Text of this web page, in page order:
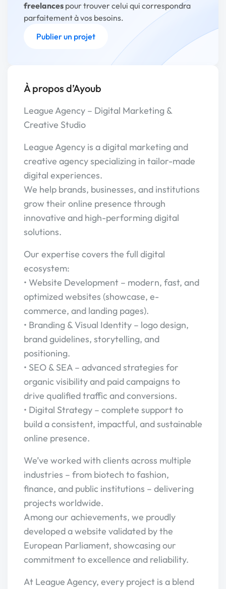
freelances pour trouver celui qui correspondra
parfaitement à vos besoins.
Publier un projet
À propos d’Ayoub
League Agency – Digital Marketing &
Creative Studio
League Agency is a digital marketing and
creative agency specializing in tailor-made
digital experiences.
We help brands, businesses, and institutions
grow their online presence through
innovative and high-performing digital
solutions.
Our expertise covers the full digital
ecosystem:
• Website Development – modern, fast, and
optimized websites (showcase, e-
commerce, and landing pages).
• Branding & Visual Identity – logo design,
brand guidelines, storytelling, and
positioning.
• SEO & SEA – advanced strategies for
organic visibility and paid campaigns to
drive qualified traffic and conversions.
• Digital Strategy – complete support to
build a consistent, impactful, and sustainable
online presence.
We’ve worked with clients across multiple
industries – from biotech to fashion,
finance, and public institutions – delivering
projects worldwide.
Among our achievements, we proudly
developed a website validated by the
European Parliament, showcasing our
commitment to excellence and reliability.
At League Agency, every project is a blend